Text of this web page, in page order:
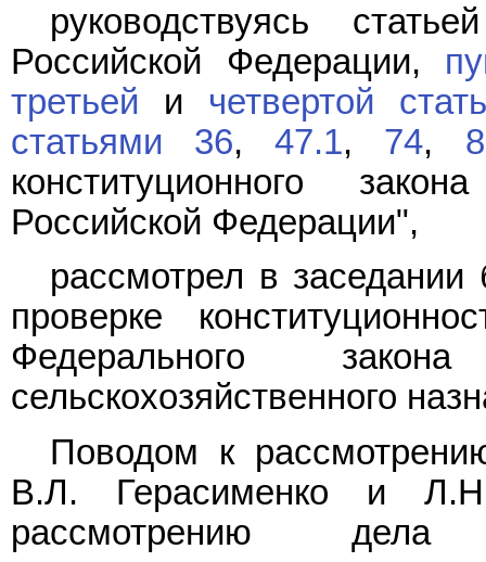
руководствуясь
Российской Федерации,
третьей и четвертой
статьями 36,47.1, 74,
конституционного
Российской Федерации",
рассмотрел в
проверке
Федерального
сельскохозяйственного
Поводом к
В.Л. Герасименко и
рассмотрению дела